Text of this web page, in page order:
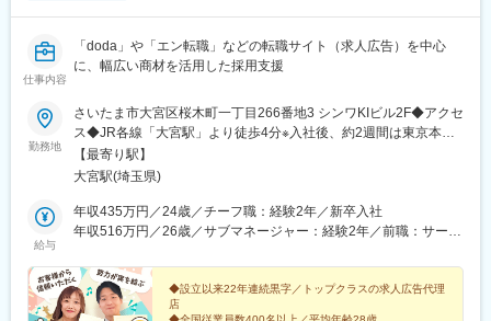
仕事内容
「doda」や「エン転職」などの転職サイト（求人広告）を中心
に、幅広い商材を活用した採用支援
勤務地
さいたま市大宮区桜木町一丁目266番地3 シンワKIビル2F◆アクセ
ス◆JR各線「大宮駅」より徒歩4分※入社後、約2週間は東京本社
にて研修を行います。
【最寄り駅】
大宮駅(埼玉県)
給与
年収435万円／24歳／チーフ職：経験2年／新卒入社
年収516万円／26歳／サブマネージャー：経験2年／前職：サービ
◆設立以来22年連続黒字／トップクラスの求人広告代理
店